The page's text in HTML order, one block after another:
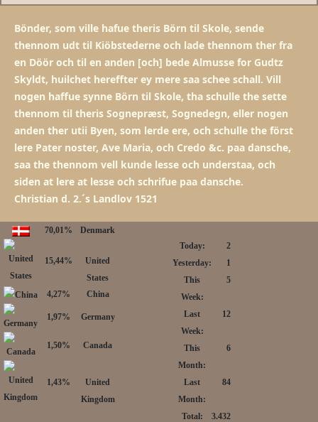
Bönder, som ville hafue theris Börn til Skole, sende
thennom udt til Kiöbstederne och lade thennom ther fra
en Döör och til en anden [och] bede Almusse for Gudtz
Skyldt, huilchet hereffter ey mere saa schee schall. Vill
nogen haffue synne Börn til Skole, tha schulle the sette
thennom til theris Sognepræst, Sognedegn, eller nogen
anden ther utii Byen, som lerde ere, och schulle the först
lere Pater noster, Ave Maria, och Credo &c. paa dansche,
saa the thennom vell kunde lesse och understaa, och
siden at lere at lesse och schrifue paa dansche.
Christian d. 2.´s Landlov 1521
70,01% Denmark
15,44%
United
States
4,27%
China
1,97% Germany
1,50% Canada
1,43%
United
Kingdom
Today:
2
Yesterday:
1
This
Week:
5
Last
Week:
12
This
Month:
6
Last
Month:
84
Total: 3.432